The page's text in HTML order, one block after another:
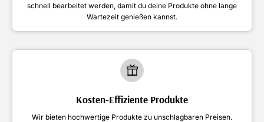
schnell bearbeitet werden, damit du deine Produkte ohne lange
Wartezeit genießen kannst.
Kosten-Effiziente Produkte
Wir bieten hochwertige Produkte zu unschlagbaren Preisen.